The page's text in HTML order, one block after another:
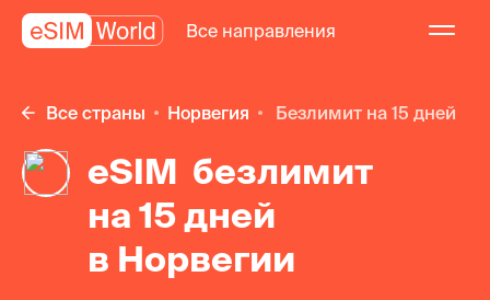
Все направления
Все страны Норвегия безлимит на 15 дней
eSIM безлимит
на 15 дней
в Норвегии